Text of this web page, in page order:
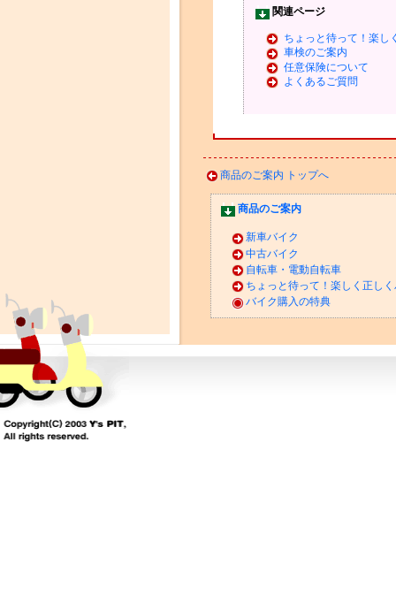
関連ページ
ちょっと待って！楽し
車検のご案内
任意保険について
よくあるご質問
商品のご案内 トップへ
商品のご案内
新車バイク
中古バイク
自転車・電動自転車
ちょっと待って！楽しく正し
バイク購入の特典